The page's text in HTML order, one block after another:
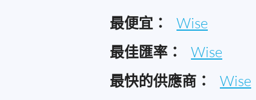
最便宜： Wise
最佳匯率： Wise
最快的供應商： Wise